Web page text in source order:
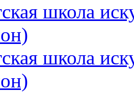
школа
школа